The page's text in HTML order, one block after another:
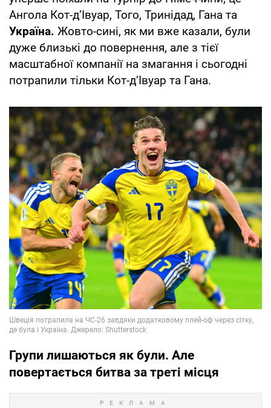
Ангола Кот-д’Івуар, Того, Тринідад, Гана та
Україна. Жовто-сині, як ми вже казали, були
дуже близькі до повернення, але з тієї
масштабної компанії на змагання і сьогодні
потрапили тільки Кот-д’Івуар та Гана.
Групи лишаються як були. Але
повертається битва за треті місця